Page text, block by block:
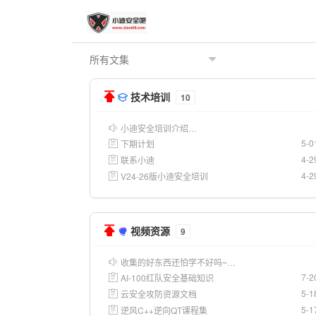
技术培训 10
小迪安全培训介绍…
下期计划
5-
联系小迪
4-
V24-26版小迪安全培训
4-
视频资源 9
收集的好东西还怕学不好吗~…
AI-100红队安全基础知识
7-
云安全攻防资源文档
5-
逆风C++逆向QT课程集
5-